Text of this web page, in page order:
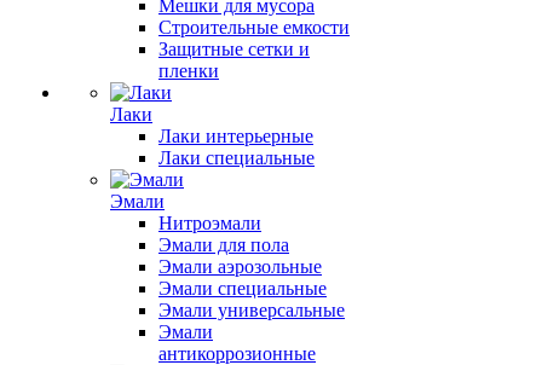
Мешки для мусора
Строительные емкости
Защитные сетки и
пленки
Лаки
Лаки интерьерные
Лаки специальные
Эмали
Нитроэмали
Эмали для пола
Эмали аэрозольные
Эмали специальные
Эмали универсальные
Эмали
антикоррозионные